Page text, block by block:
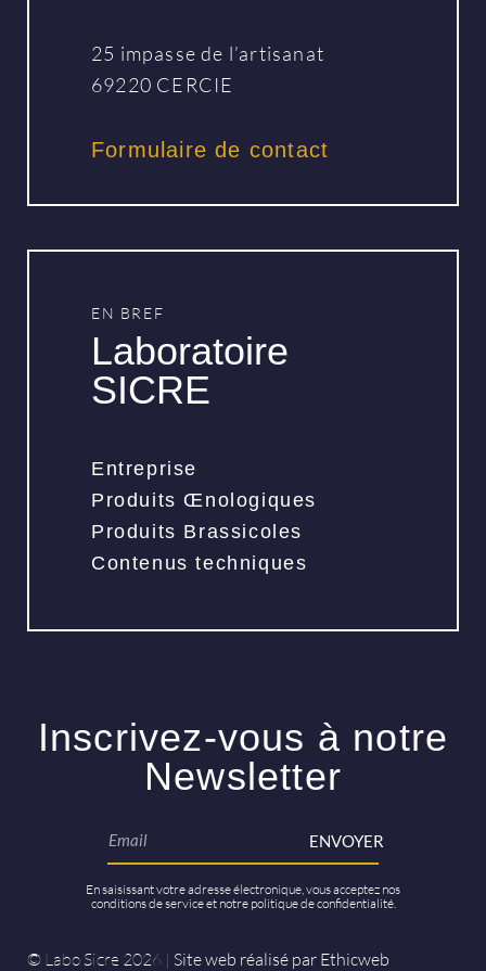
25 impasse de l’artisanat
69220 CERCIE
Formulaire de contact
EN BREF
Laboratoire
SICRE
Entreprise
Produits Œnologiques
Produits Brassicoles
Contenus techniques
Inscrivez-vous à notre
Newsletter
ENVOYER
En saisissant votre adresse électronique, vous acceptez nos
conditions de service et notre politique de confidentialité.
© Labo Sicre 2026 | Site web réalisé par Ethicweb